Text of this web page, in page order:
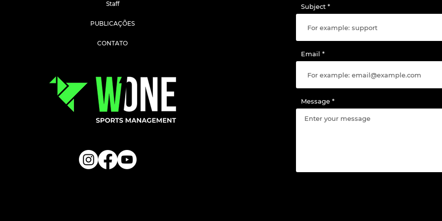
Staff
PUBLICAÇÕES
CONTATO
Subject
Email
Message